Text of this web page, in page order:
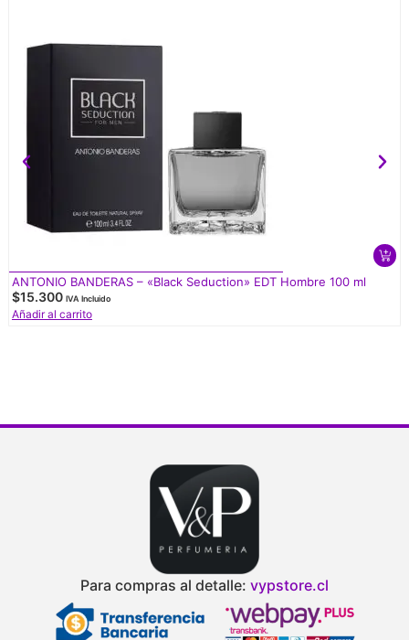
ANTONIO BANDERAS – «Black Seduction» EDT Hombre 100 ml
$15.300 IVA Incluido
Añadir al carrito
Para compras al detalle: vypstore.cl